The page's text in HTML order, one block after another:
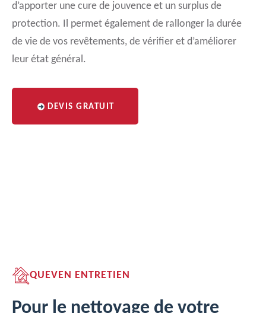
d’apporter une cure de jouvence et un surplus de
protection. Il permet également de rallonger la durée
de vie de vos revêtements, de vérifier et d’améliorer
leur état général.
DEVIS GRATUIT
QUEVEN ENTRETIEN
Pour le nettoyage de votre